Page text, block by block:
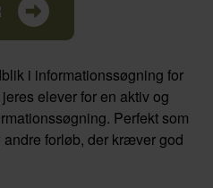
i informationssøgning for
elever for en aktiv og
Perfekt som
forløb, der kræver god